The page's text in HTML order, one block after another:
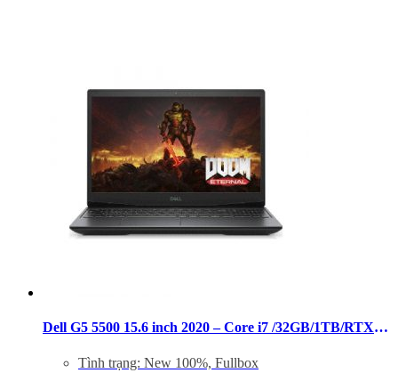
Dell G5 5500 15.6 inch 2020 – Core i7 /32GB/1TB/RTX-2070 FHD
Tình trạng: New 100%, Fullbox